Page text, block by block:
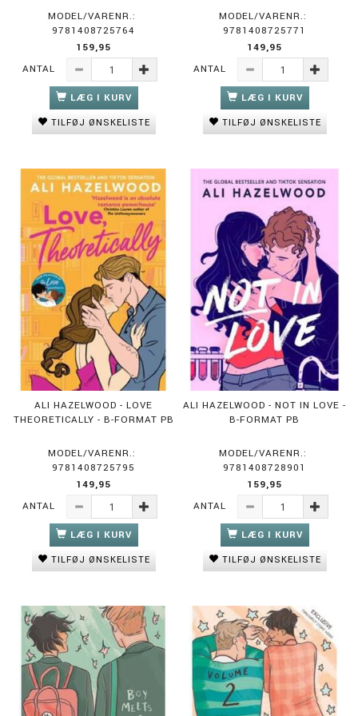
MODEL/VARENR.:
9781408725764
159,95
ANTAL
LÆG I KURV
TILFØJ ØNSKELISTE
MODEL/VARENR.:
9781408725771
149,95
ANTAL
LÆG I KURV
TILFØJ ØNSKELISTE
ALI HAZELWOOD - LOVE
THEORETICALLY - B-FORMAT PB
MODEL/VARENR.:
9781408725795
149,95
ANTAL
LÆG I KURV
TILFØJ ØNSKELISTE
ALI HAZELWOOD - NOT IN LOVE -
B-FORMAT PB
MODEL/VARENR.:
9781408728901
159,95
ANTAL
LÆG I KURV
TILFØJ ØNSKELISTE